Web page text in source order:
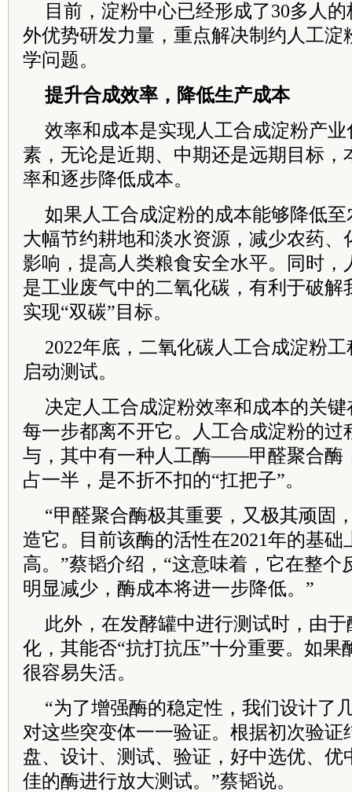
目前，淀粉中心已经形成了30多人
外优势研发力量，重点解决制约人工淀
学问题。
提升合成效率，降低生产成本
效率和成本是实现人工合成淀粉产
素，无论是近期、中期还是远期目标，
率和逐步降低成本。
如果人工合成淀粉的成本能够降低
大幅节约耕地和淡水资源，减少农药、
影响，提高人类粮食安全水平。同时，
是工业废气中的二氧化碳，有利于破解
实现“双碳”目标。
2022年底，二氧化碳人工合成淀粉
启动测试。
决定人工合成淀粉效率和成本的关
每一步都离不开它。人工合成淀粉的过
与，其中有一种人工酶——甲醛聚合酶
占一半，是不折不扣的“扛把子”。
“甲醛聚合酶极其重要，又极其顽固
造它。目前该酶的活性在2021年的基础
高。”蔡韬介绍，“这意味着，它在整个
明显减少，酶成本将进一步降低。”
此外，在发酵罐中进行测试时，由
化，其能否“抗打抗压”十分重要。如果
很容易失活。
“为了增强酶的稳定性，我们设计了
对这些突变体一一验证。根据初次验证
盘、设计、测试、验证，好中选优、优
佳的酶进行放大测试。”蔡韬说。